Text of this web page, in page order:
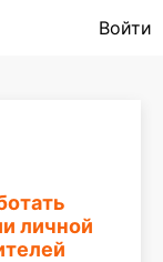
Войти
личной